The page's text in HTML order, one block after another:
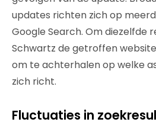
updates richten zich op
Google Search. Om diezelfde
Schwartz de getroffen
om te achterhalen op welke
zich richt.
Fluctuaties in